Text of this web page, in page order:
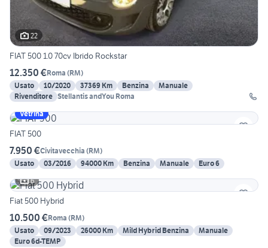
22
FIAT 500 1.0 70cv Ibrido Rockstar
12.350 €Roma (RM)
Usato
10/2020 37369 Km Benzina
Manuale
Rivenditore Stellantis andYou Roma
Vetrina
FIAT 500
7.950 €Civitavecchia (RM)
Usato
03/2016 94000 Km Benzina Manuale
Euro 6
6
Fiat 500 Hybrid
10.500 €Roma (RM)
Usato
09/2023 26000 Km Mild Hybrid Benzina
Manuale
Euro 6d-TEMP